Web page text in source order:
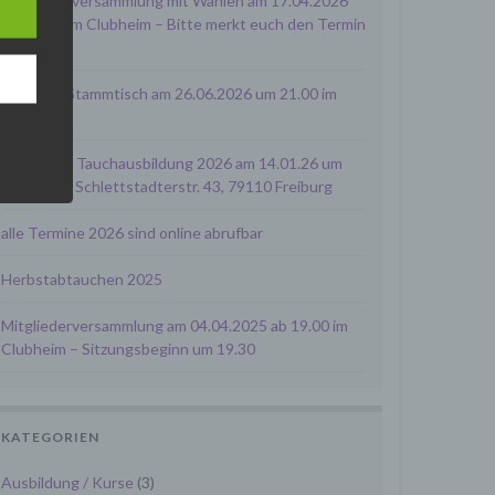
um 19.00 im Clubheim – Bitte merkt euch den Termin
nächster Stammtisch am 26.06.2026 um 21.00 im
Infoabend Tauchausbildung 2026 am 14.01.26 um
19:30 Uhr, Schlettstadterstr. 43, 79110 Freiburg
alle Termine 2026 sind online abrufbar
Herbstabtauchen 2025
Mitgliederversammlung am 04.04.2025 ab 19.00 im
Clubheim – Sitzungsbeginn um 19.30
KATEGORIEN
Ausbildung / Kurse (3)
wir